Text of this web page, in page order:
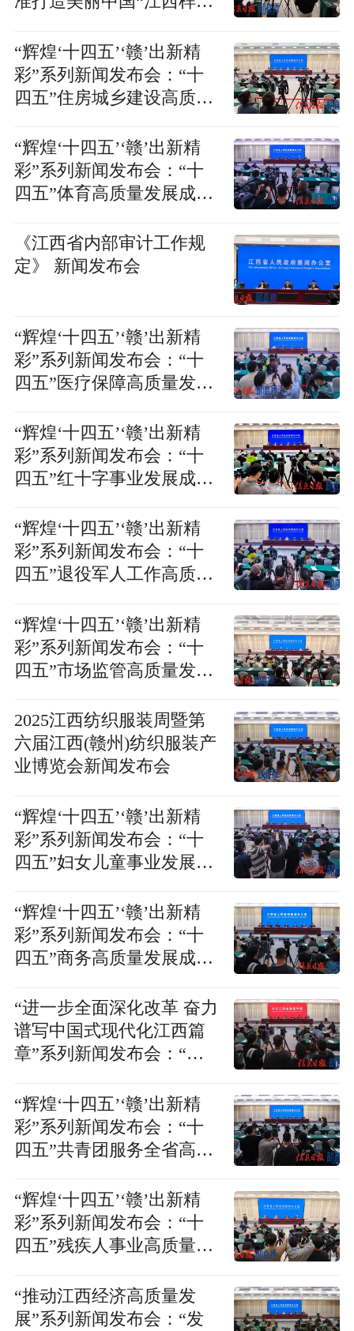
“辉煌‘十四五’‘赣’出新精
彩”系列新闻发布会：“十
四五”住房城乡建设高质量
“辉煌‘十四五’‘赣’出新精
彩”系列新闻发布会：“十
四五”体育高质量发展成效
《江西省内部审计工作规
定》 新闻发布会
“辉煌‘十四五’‘赣’出新精
彩”系列新闻发布会：“十
四五”医疗保障高质量发展
“辉煌‘十四五’‘赣’出新精
彩”系列新闻发布会：“十
四五”红十字事业发展成就
“辉煌‘十四五’‘赣’出新精
彩”系列新闻发布会：“十
四五”退役军人工作高质量
“辉煌‘十四五’‘赣’出新精
彩”系列新闻发布会：“十
四五”市场监管高质量发展
2025江西纺织服装周暨第
六届江西(赣州)纺织服装产
业博览会新闻发布会
“辉煌‘十四五’‘赣’出新精
彩”系列新闻发布会：“十
四五”妇女儿童事业发展成
“辉煌‘十四五’‘赣’出新精
彩”系列新闻发布会：“十
四五”商务高质量发展成效
“进一步全面深化改革 奋力
谱写中国式现代化江西篇
章”系列新闻发布会：“进
进乡村全面振兴”新闻发布
会
“辉煌‘十四五’‘赣’出新精
彩”系列新闻发布会：“十
四五”共青团服务全省高质
“辉煌‘十四五’‘赣’出新精
彩”系列新闻发布会：“十
四五”残疾人事业高质量发
“推动江西经济高质量发
展”系列新闻发布会：“发